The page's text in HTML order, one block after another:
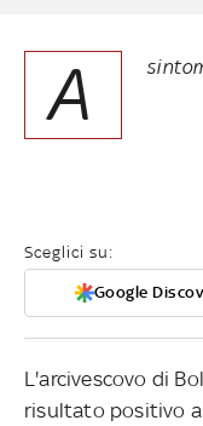
A
Sceglici su:
Google
L'arcivescovo di
risultato positivo